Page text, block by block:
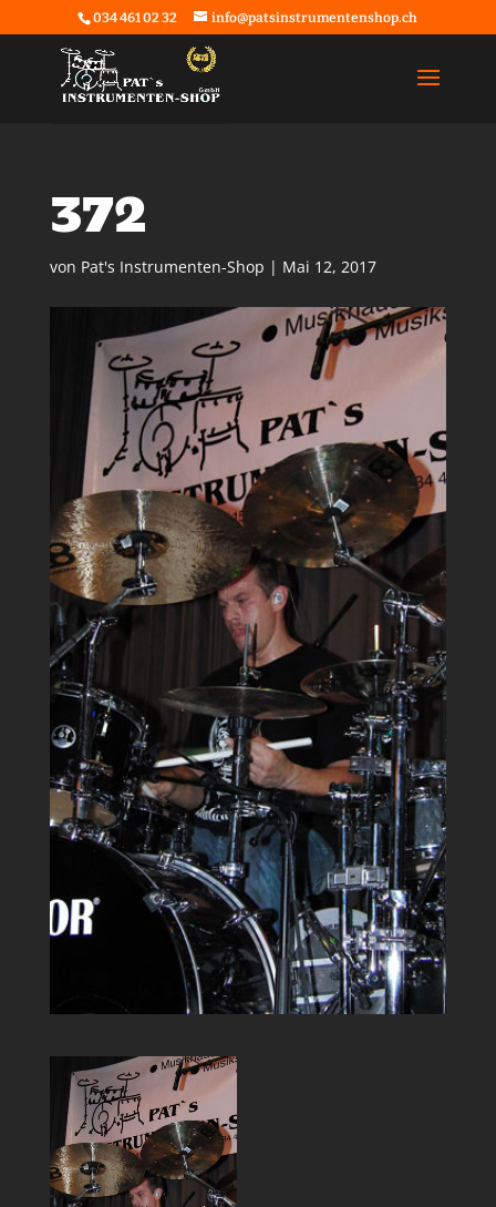
034 461 02 32 info@patsinstrumentenshop.ch
372
von Pat's Instrumenten-Shop | Mai 12, 2017